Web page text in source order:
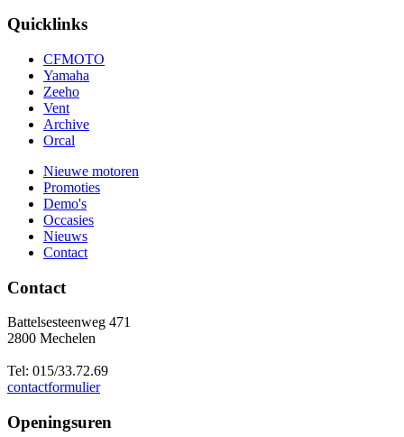
Quicklinks
CFMOTO
Yamaha
Zeeho
Vent
Archive
Orcal
Nieuwe motoren
Promoties
Demo's
Occasies
Nieuws
Contact
Contact
Battelsesteenweg 471
2800 Mechelen
Tel: 015/33.72.69
contactformulier
Openingsuren